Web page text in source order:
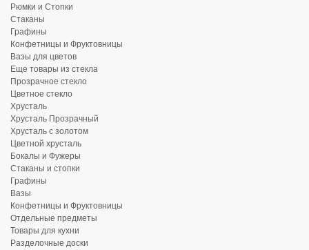
Рюмки и Стопки
Стаканы
Графины
Конфетницы и Фруктовницы
Вазы для цветов
Еще товары из стекла
Прозрачное стекло
Цветное стекло
Хрусталь
Хрусталь Прозрачный
Хрусталь с золотом
Цветной хрусталь
Бокалы и Фужеры
Стаканы и стопки
Графины
Вазы
Конфетницы и Фруктовницы
Отдельные предметы
Товары для кухни
Разделочные доски